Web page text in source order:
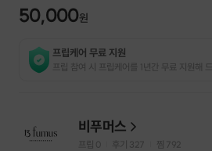
50,000원
프립케어 무료 지원
프립 참여 시 프립케어를 1년간 무료 지원해
비푸머스
프립 0 후기 327 찜 792